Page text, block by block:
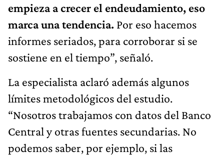
empieza a crecer el endeudamiento, eso
marca una tendencia. Por eso hacemos
informes seriados, para corroborar si se
sostiene en el tiempo”, señaló.
La especialista aclaró además algunos
límites metodológicos del estudio.
“Nosotros trabajamos con datos del Banco
Central y otras fuentes secundarias. No
podemos saber, por ejemplo, si las